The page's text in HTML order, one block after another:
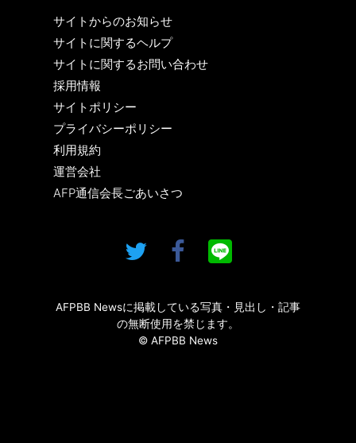
サイトからのお知らせ
サイトに関するヘルプ
サイトに関するお問い合わせ
採用情報
サイトポリシー
プライバシーポリシー
利用規約
運営会社
AFP通信会長ごあいさつ
AFPBB Newsに掲載している写真・見出し・記事
の無断使用を禁じます。
© AFPBB News